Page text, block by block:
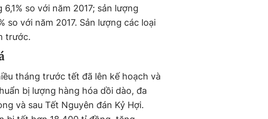
so với năm 2017; sản lượng
so với năm 2017. Sản lượng các loại
trước.
tháng trước tết đã lên kế hoạch và
bị lượng hàng hóa dồi dào, đa
và sau Tết Nguyên đán Kỷ Hợi.